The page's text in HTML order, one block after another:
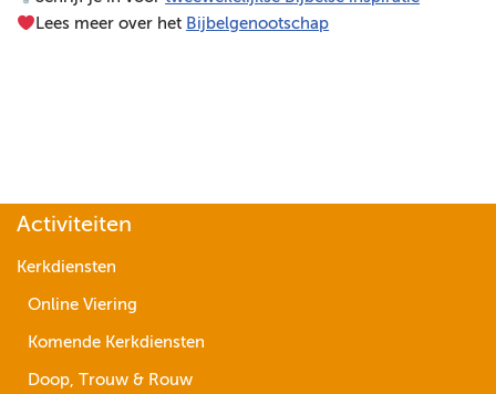
Lees meer over het Bijbelgenootschap
Activiteiten
Kerkdiensten
Online Viering
Komende Kerkdiensten
Doop, Trouw & Rouw